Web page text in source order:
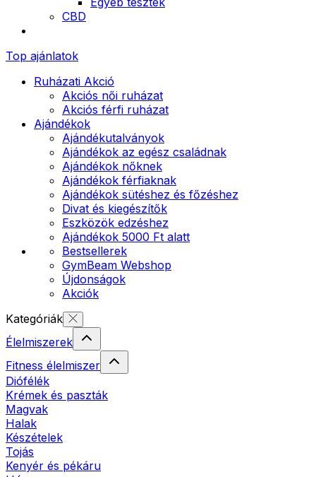
CBD
Top ajánlatok
Ruházati Akció
Akciós női ruházat
Akciós férfi ruházat
Ajándékok
Ajándékutalványok
Ajándékok az egész családnak
Ajándékok nőknek
Ajándékok férfiaknak
Ajándékok sütéshez és főzéshez
Divat és kiegészítők
Eszközök edzéshez
Ajándékok 5000 Ft alatt
Bestsellerek
GymBeam Webshop
Újdonságok
Akciók
Kategóriák
Élelmiszerek
Fitness élelmiszer
Diófélék
Krémek és paszták
Magvak
Halak
Készételek
Tojás
Kenyér és pékáru